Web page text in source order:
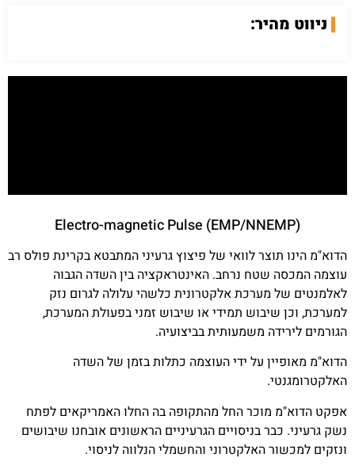
ניווט מהיר:
Electro-magnetic Pulse (EMP/NNEMP)
הדוא"מ הינו תוצר לוואי של פיצוץ גרעיני המתבטא בקרינת פולס רב
עוצמה המכסה שטח נרחב. האינטראקציה בין השדה הגבוה
לאלמנטים של מערכת אלקטרונית כלשהי עלולה לגרום נזק
למערכת, וכן שיבוש תמידי או שיבוש זמני בפעולת המערכת,
הגורמים לירידה משמעותית בביצועיה.
הדוא"מ מאופיין על ידי העוצמה כתלות בזמן של השדה
האלקטרומגנטי.
אפקט הדוא"מ מוכר החל מהתקופה בה החלו האמריקאים לפתח
נשק גרעיני. כבר בניסויים הגרעיניים הראשונים אובחנו שיבושים
ונזקים למכשור האלקטרוני והחשמלי הנלווה לניסוי.